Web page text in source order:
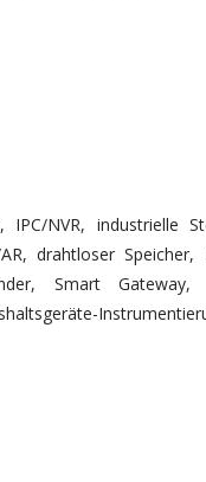
NVR, industrielle
drahtloser Speicher,
Smart Gateway,